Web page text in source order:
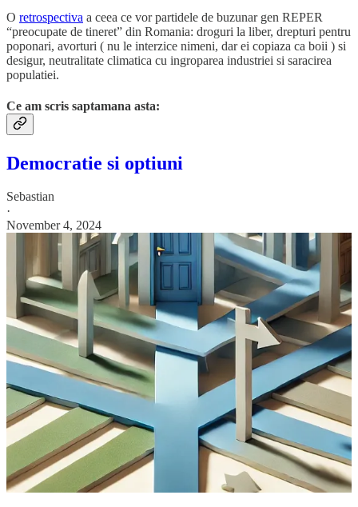
O retrospectiva a ceea ce vor partidele de buzunar gen REPER
“preocupate de tineret” din Romania: droguri la liber, drepturi pentru
poponari, avorturi ( nu le interzice nimeni, dar ei copiaza ca boii ) si
desigur, neutralitate climatica cu ingroparea industriei si saracirea
populatiei.
Ce am scris saptamana asta:
Democratie si optiuni
Sebastian
·
November 4, 2024